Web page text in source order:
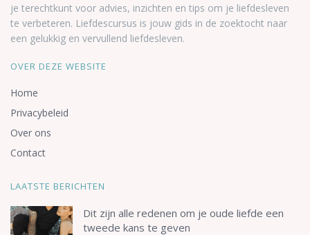
je terechtkunt voor advies, inzichten en tips om je liefdesleven
te verbeteren. Liefdescursus is jouw gids in de zoektocht naar
een gelukkig en vervullend liefdesleven.
OVER DEZE WEBSITE
Home
Privacybeleid
Over ons
Contact
LAATSTE BERICHTEN
Dit zijn alle redenen om je oude liefde een
tweede kans te geven